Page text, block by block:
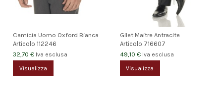
Camicia Uomo Oxford Bianca
Articolo112246
32,70 € Iva esclusa
Visualizza
Gilet Maitre Antracite
Articolo 716607
49,10 € Iva esclusa
Visualizza